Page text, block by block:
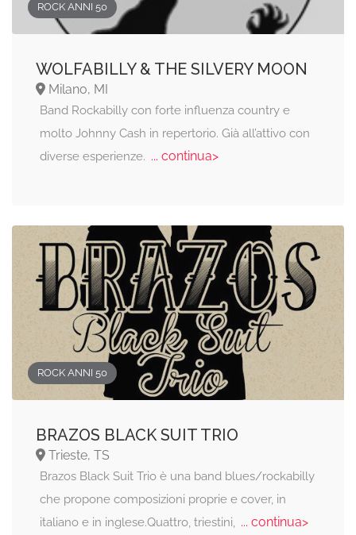
ROCK ANNI 50
WOLFABILLY & THE SILVERY MOON
Milano, MI
Band Rockabilly con forte influenza country e
molto Johnny Cash in repertorio. Già all’attivo con
diverse esperienze. ... continua>
ROCK ANNI 50
BRAZOS BLACK SUIT TRIO
Trieste, TS
Brazos Black Suit Trio è una band blues/rockabilly
che propone composizioni proprie e cover, in
italiano e in inglese.Quattro, triestini, ... continua>